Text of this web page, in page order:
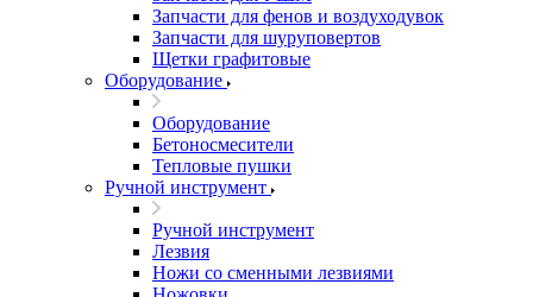
Запчасти для фенов и воздуходувок
Запчасти для шуруповертов
Щетки графитовые
Оборудование
Оборудование
Бетоносмесители
Тепловые пушки
Ручной инструмент
Ручной инструмент
Лезвия
Ножи со сменными лезвиями